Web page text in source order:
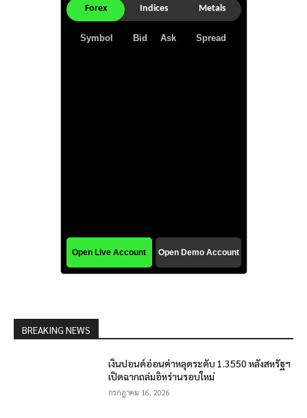
BREAKING NEWS
เงินปอนด์อ่อนค่าหลุดระดับ 1.3550 หลังสหรัฐฯ
เปิดฉากถล่มอิหร่านรอบใหม่
กรกฎาคม 16, 2026